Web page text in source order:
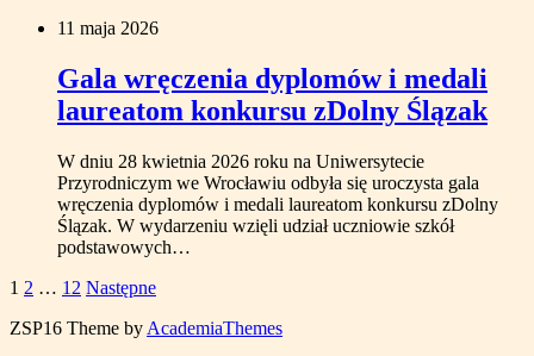
11 maja 2026
Gala wręczenia dyplomów i medali
laureatom konkursu zDolny Ślązak
W dniu 28 kwietnia 2026 roku na Uniwersytecie
Przyrodniczym we Wrocławiu odbyła się uroczysta gala
wręczenia dyplomów i medali laureatom konkursu zDolny
Ślązak. W wydarzeniu wzięli udział uczniowie szkół
podstawowych…
Stronicowanie
wpisów
1 2 … 12 Następne
ZSP16 Theme by AcademiaThemes